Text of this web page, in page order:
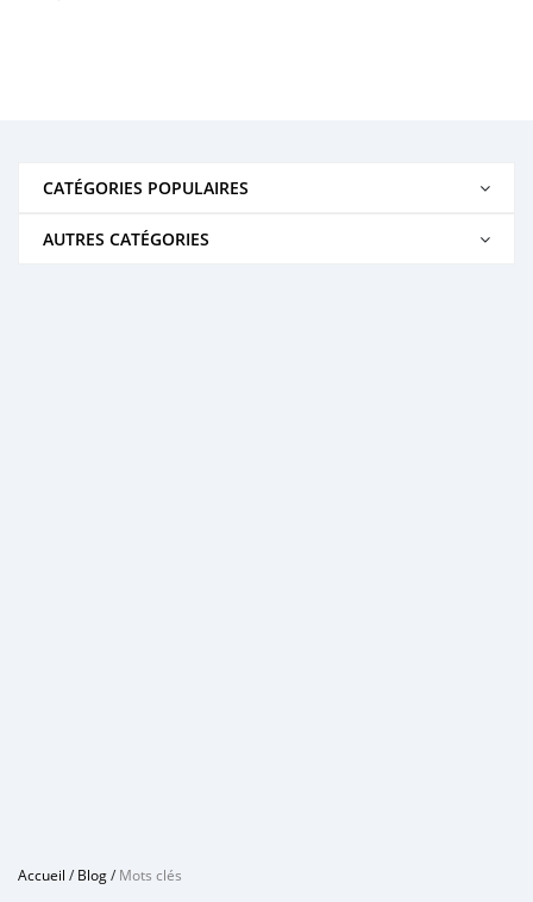
CATÉGORIES POPULAIRES
AUTRES CATÉGORIES
Accueil /Blog/Mots clés